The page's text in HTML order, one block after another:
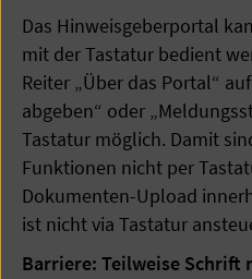
Das Hinweisgeberportal
mit der Tastatur bedient
Reiter „Über das Portal“
abgeben“ oder
Tastatur möglich. Damit
Funktionen nicht per
Dokumenten-Upload
ist nicht via Tastatur
Barriere: Teilweise Schrift